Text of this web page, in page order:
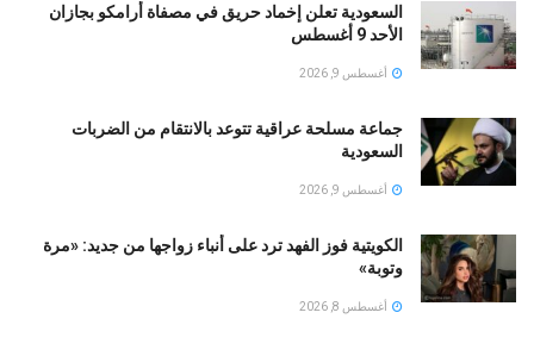
السعودية تعلن إخماد حريق في مصفاة أرامكو بجازان
الأحد 9 أغسطس
أغسطس 9, 2026
جماعة مسلحة عراقية تتوعد بالانتقام من الضربات
السعودية
أغسطس 9, 2026
الكويتية فوز الفهد ترد على أنباء زواجها من جديد: «مرة
وتوبة» ‏
أغسطس 8, 2026